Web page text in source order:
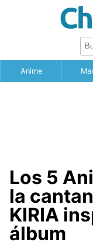
Anime
Los 5
la
KIRIA
álbum